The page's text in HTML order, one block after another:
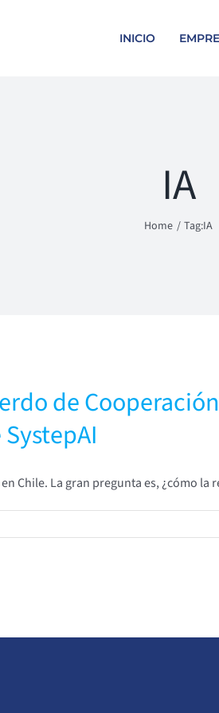
INICIO
IA
Home Tag:IA
de
Chile. La gran pregunta es, ¿cómo la